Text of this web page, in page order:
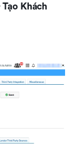
Khách